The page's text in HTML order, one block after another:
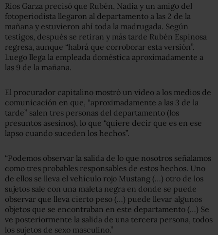
Ríos Garza precisó que Rubén, Nadia y un amigo del
fotoperiodista llegaron al departamento a las 2 de la
mañana y estuvieron ahí toda la madrugada. Según
testigos, después se retiran y más tarde Rubén Espinosa
regresa, aunque “habrá que corroborar esta versión”.
Luego llega la empleada doméstica aproximadamente a
las 9 de la mañana.
El procurador capitalino mostró un video a los medios de
comunicación en que, “aproximadamente a las 3 de la
tarde” salen tres personas del departamento (los
presuntos asesinos), lo que “quiere decir que es en ese
lapso cuando suceden los hechos”.
“Podemos observar la salida de lo que nosotros señalamos
como tres probables responsables de estos hechos. Uno
de ellos se lleva el vehículo rojo Mustang (…) otro de los
sujetos sale con una maleta negra en donde se puede
observar que lleva cierto peso (…) puede llevar algunos
objetos que se encontraban en este departamento (…) Se
ve posteriormente la salida de una tercera persona, todos
los sujetos de sexo masculino.”